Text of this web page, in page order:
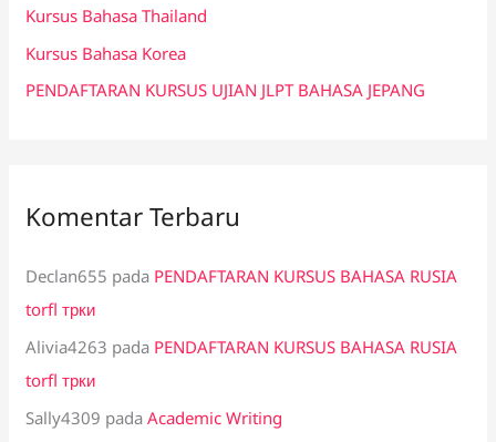
k
:
Kursus Bahasa Thailand
Kursus Bahasa Korea
PENDAFTARAN KURSUS UJIAN JLPT BAHASA JEPANG
Komentar Terbaru
Declan655 pada PENDAFTARAN KURSUS BAHASA RUSIA
torfl трки
Alivia4263 pada PENDAFTARAN KURSUS BAHASA RUSIA
torfl трки
Sally4309 padaAcademic Writing